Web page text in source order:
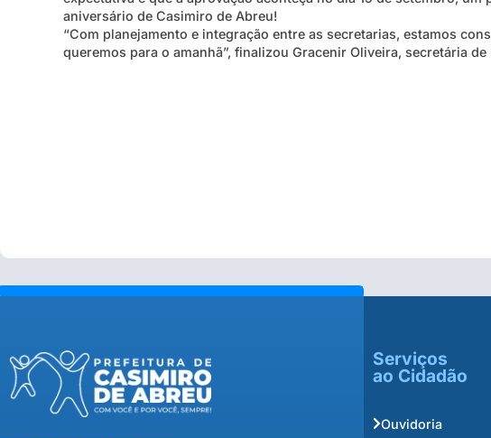
aniversário de Casimiro de Abreu!
“Com planejamento e integração entre as secretarias, estamos
queremos para o amanhã”, finalizou Gracenir Oliveira, secretária de
Serviços
ao Cidadão
Ouvidoria